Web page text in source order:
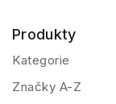
Produkty
Kategorie
Značky A-Z